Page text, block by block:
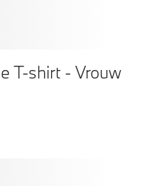
Freude T-shirt - Vrouw